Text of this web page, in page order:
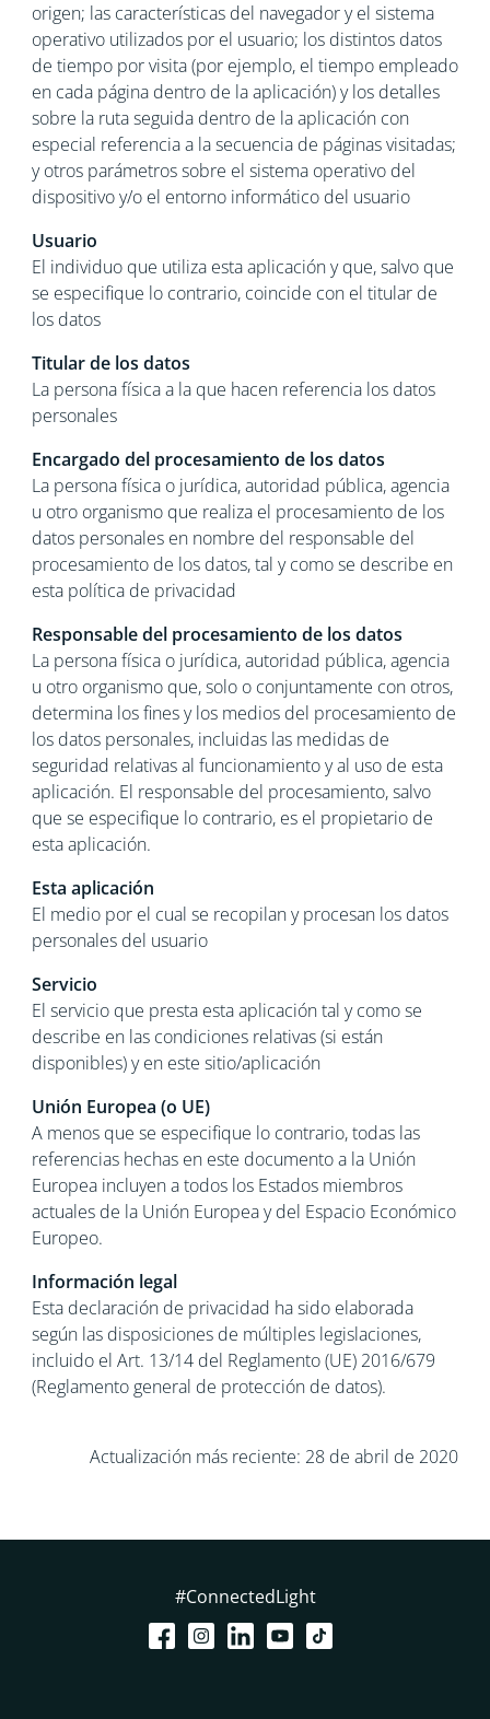
origen; las características del navegador y el sistema
operativo utilizados por el usuario; los distintos datos
de tiempo por visita (por ejemplo, el tiempo empleado
en cada página dentro de la aplicación) y los detalles
sobre la ruta seguida dentro de la aplicación con
especial referencia a la secuencia de páginas visitadas;
y otros parámetros sobre el sistema operativo del
dispositivo y/o el entorno informático del usuario
Usuario
El individuo que utiliza esta aplicación y que, salvo que
se especifique lo contrario, coincide con el titular de
los datos
Titular de los datos
La persona física a la que hacen referencia los datos
personales
Encargado del procesamiento de los datos
La persona física o jurídica, autoridad pública, agencia
u otro organismo que realiza el procesamiento de los
datos personales en nombre del responsable del
procesamiento de los datos, tal y como se describe en
esta política de privacidad
Responsable del procesamiento de los datos
La persona física o jurídica, autoridad pública, agencia
u otro organismo que, solo o conjuntamente con otros,
determina los fines y los medios del procesamiento de
los datos personales, incluidas las medidas de
seguridad relativas al funcionamiento y al uso de esta
aplicación. El responsable del procesamiento, salvo
que se especifique lo contrario, es el propietario de
esta aplicación.
Esta aplicación
El medio por el cual se recopilan y procesan los datos
personales del usuario
Servicio
El servicio que presta esta aplicación tal y como se
describe en las condiciones relativas (si están
disponibles) y en este sitio/aplicación
Unión Europea (o UE)
A menos que se especifique lo contrario, todas las
referencias hechas en este documento a la Unión
Europea incluyen a todos los Estados miembros
actuales de la Unión Europea y del Espacio Económico
Europeo.
Información legal
Esta declaración de privacidad ha sido elaborada
según las disposiciones de múltiples legislaciones,
incluido el Art. 13/14 del Reglamento (UE) 2016/679
(Reglamento general de protección de datos).
Actualización más reciente: 28 de abril de 2020
#ConnectedLight